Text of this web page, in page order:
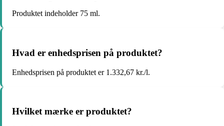
Produktet indeholder 75 ml.
Hvad er enhedsprisen på produktet?
Enhedsprisen på produktet er 1.332,67 kr./l.
Hvilket mærke er produktet?